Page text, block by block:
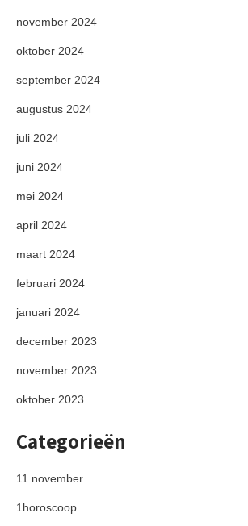
november 2024
oktober 2024
september 2024
augustus 2024
juli 2024
juni 2024
mei 2024
april 2024
maart 2024
februari 2024
januari 2024
december 2023
november 2023
oktober 2023
Categorieën
11 november
1horoscoop